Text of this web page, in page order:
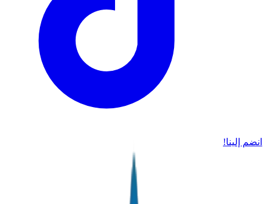
انضم إلينا!